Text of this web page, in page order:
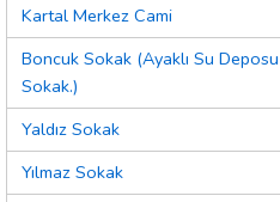
Kartal Merkez Cami
Boncuk Sokak (Ayaklı Su Deposu
Sokak.)
Yaldız Sokak
Yılmaz Sokak